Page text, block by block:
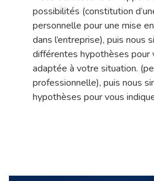
possibilités (constitution
personnelle pour une mise
dans l’entreprise), puis nous
différentes hypothèses pour
adaptée à votre situation.
professionnelle), puis nous
hypothèses pour vous